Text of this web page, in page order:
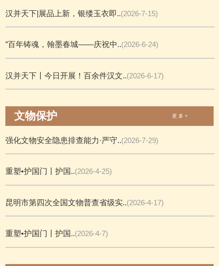
汉并天下|展品上新，银缕玉衣即..(2026-7-15)
“百年铸魂，翰墨春城——庆祝中..(2026-6-24)
汉并天下丨今日开展！百余件汉文..(2026-6-17)
文物保护 更 多 +
强化文物安全隐患排查能力·严守..(2026-7-29)
重塑•护国门丨护国..(2026-4-25)
昆明市第四次全国文物普查省级实..(2026-4-17)
重塑•护国门丨护国..(2026-4-7)